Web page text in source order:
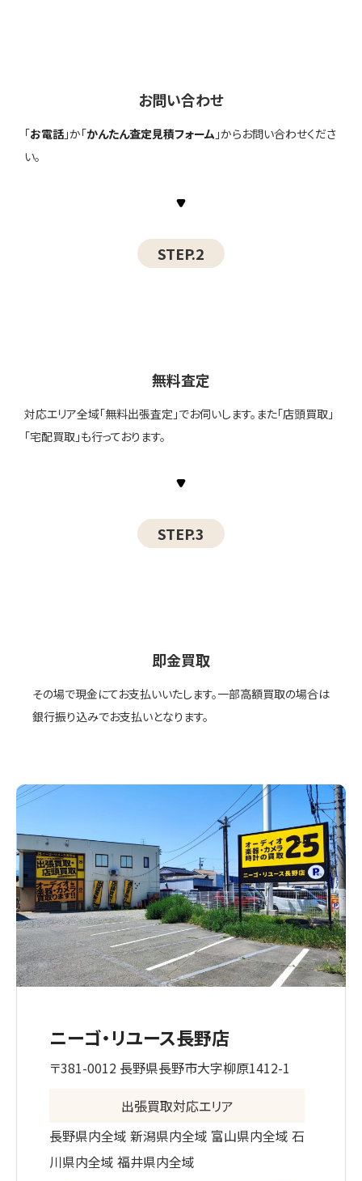
お問い合わせ
「お電話 」か「かんたん査定見積フォーム 」からお問い合わせくださ
い。
STEP.2
無料査定
対応エリア全域「無料出張査定」でお伺いします。また「店頭買取」
「宅配買取」も行っております。
STEP.3
即金買取
その場で現金にてお支払いいたします。一部高額買取の場合は
銀行振り込みでお支払いとなります。
ニーゴ・リユース長野店
〒381-0012 長野県長野市大字柳原1412-1
出張買取対応エリア
長野県内全域 新潟県内全域 富山県内全域 石
川県内全域 福井県内全域